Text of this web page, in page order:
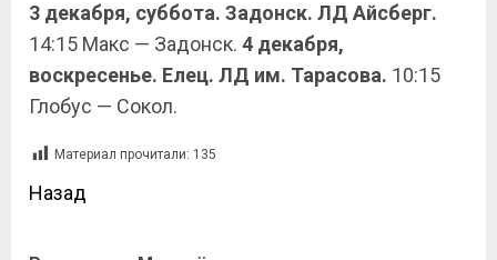
3 декабря, суббота. Задонск. ЛД Айсберг.
14:15 Макс — Задонск. 4 декабря,
воскресенье. Елец. ЛД им. Тарасова. 10:15
Глобус — Сокол.
Материал прочитали: 135
Назад